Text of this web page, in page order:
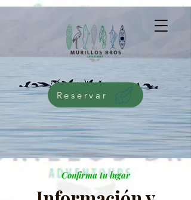
G-5276NMWKQG
Reservar
Confirma tu lugar